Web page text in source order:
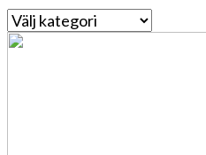
Kategorier